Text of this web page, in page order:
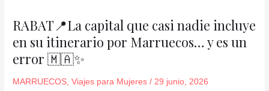
RABAT📍La capital que casi nadie incluye
en su itinerario por Marruecos… y es un
error 🇲🇦✨
MARRUECOS ,Viajes para Mujeres / 29 junio, 2026
La
capital
que
nadie